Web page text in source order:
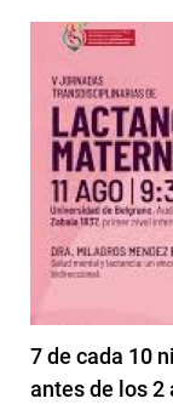
7 de cada 10
antes de los 2